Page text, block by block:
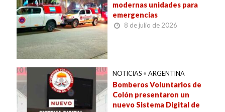
modernas unidades para
emergencias
8 de julio de 2026
NOTICIAS • ARGENTINA
Bomberos Voluntarios de
Colón presentaron un
nuevo Sistema Digital de